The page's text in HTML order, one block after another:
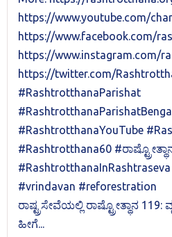
ರಾಷ್ಟ್ರಸೇವೆಯಲ್ಲಿ ರಾಷ್ಟ್ರೋತ್ಥಾನ
ಹೀಗೆ...